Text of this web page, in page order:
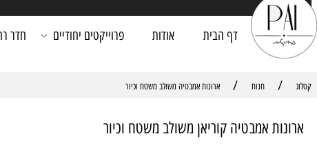
דף הבית אודות פרוייקטים יחודיים חדר רחצה
חנות ארונות אמבטיה משולב משטח וכיור
אמבטיה קוריאן משולב משטח וכיור